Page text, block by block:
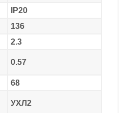
IP20
136
2.3
0.57
68
УХЛ2